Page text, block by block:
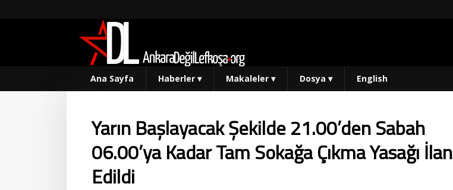
Ana Sayfa Haberler ▾ Makaleler ▾ Dosya ▾ English
Yarın Başlayacak Şekilde 21.00’den Sabah
06.00’ya Kadar Tam Sokağa Çıkma Yasağı İlan
Edildi